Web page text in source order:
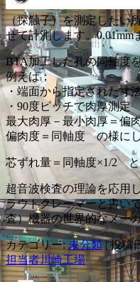
（探触子）を測定したい
せて計測します。0.01mm
BTA加工した孔の同軸度
例えば；
・端面から指定された寸
・90度ピッチで肉厚測定
最大肉厚－最小肉厚＝偏
偏肉度＝同軸度 の様に
芯ずれ量＝同軸度×1/2
超音波検査の理論を応用
ラウトクレーマーと書い
査）機器の世界的なメー
カテゴリー:未分類| 投稿
担当者川崎工場